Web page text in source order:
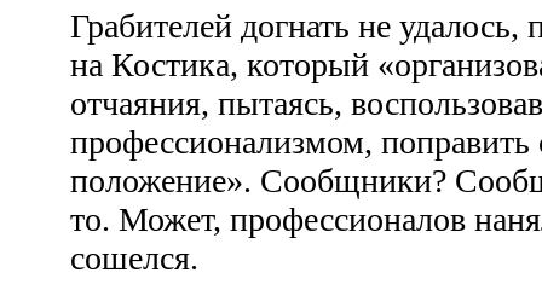
Грабителей догнать не
на Костика, который
отчаяния, пытаясь,
профессионализмом, поправить
положение». Сообщники?
то. Может, профессионалов
сошелся.